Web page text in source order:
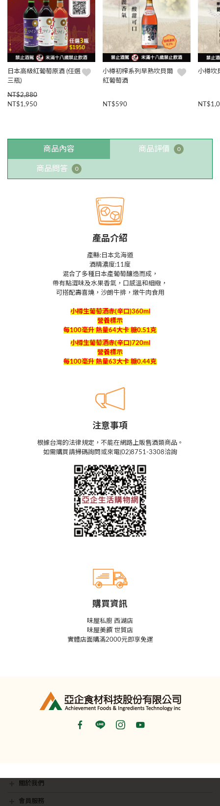
日本高級紅葡萄原酒 (任選
三瓶)
NT$2,880
NT$1,950
小樽初榨系列早熟坎貝爾
紅葡萄酒
NT$590
小樽坎
商品內容 商品評價 0
商品問答 0
產品介紹
產縣:日本北海道
酒精濃度:11度
混合了多種日本產葡萄釀造而成，
帶有點澀味及水果香氣，口感溫和細緻，
可搭配壽喜燒，沙朗牛排，燉牛肉食用
小樽生葡萄酒赤(辛口 )360ml
營養標示
每100毫升 熱量64大卡 糖0.51克
小樽生葡萄酒赤(辛口 )720ml
營養標示
每100毫升 熱量63大卡 糖0.44克
注意事項
根據台灣的法律規定，不能在網路上販售酒類商品。
如需購買請掃碼詢問或來電(02)8751-3308洽詢
購買資訊
味屋私廚 西湖店
味屋美饌 世貿店
實體店面購滿2000元即享免運
關於我們
會員服務